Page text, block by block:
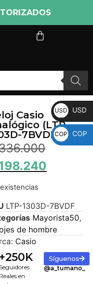
Casio
(LTP-
7BVDF)
LTP-1303D-7BVDF
Mayorista50,
de hombre
Casio
Seguidores
Reales en
+250K Síguenos
@a_tumano_
USD USD
COP COP